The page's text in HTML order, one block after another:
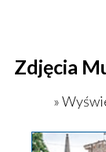
Zdjęcia
»